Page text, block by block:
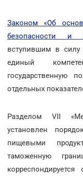
Законом «Об
безопасности и
вступившим в силу
единый
государственную
отдельных
Разделом VII
установлен
пищевыми
таможенную